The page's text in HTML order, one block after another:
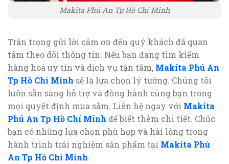
Makita Phú An Tp Hồ Chí Minh
Trân trọng gửi lời cảm ơn đến quý khách đã quan
tâm theo dõi thông tin. Nếu bạn đang tìm kiếm
hàng hoá uy tín và dịch vụ tận tâm, Makita Phú An
Tp Hồ Chí Minh sẽ là lựa chọn lý tưởng. Chúng tôi
luôn sẵn sàng hỗ trợ và đồng hành cùng bạn trong
mọi quyết định mua sắm. Liên hệ ngay với Makita
Phú An Tp Hồ Chí Minh để biết thêm chi tiết. Chúc
bạn có những lựa chọn phù hợp và hài lòng trong
hành trình trải nghiệm sản phẩm tại Makita Phú
An Tp Hồ Chí Minh .